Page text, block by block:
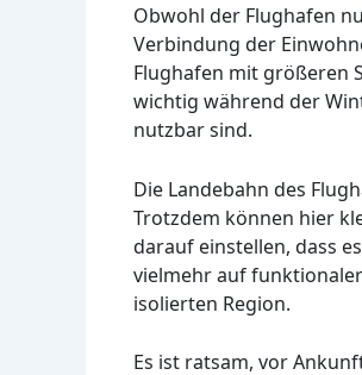
Obwohl der Flughafen
Verbindung der
Flughafen mit größeren
wichtig während der
nutzbar sind.
Die Landebahn des
Trotzdem können hier
darauf einstellen, dass
vielmehr auf
isolierten Region.
Es ist ratsam, vor